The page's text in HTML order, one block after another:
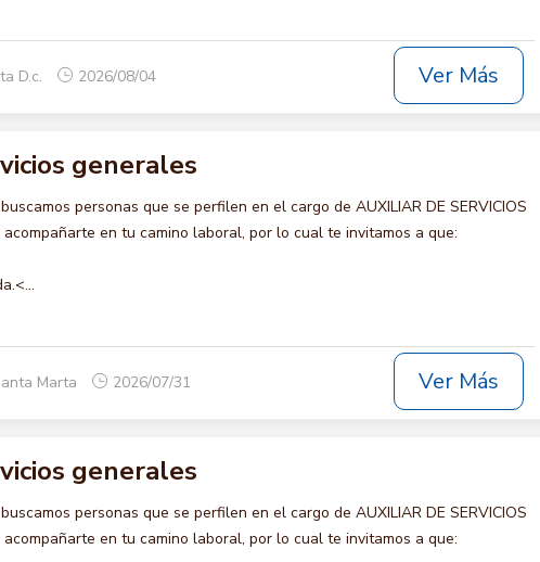
D.c. 2026/08/04 Ver Más
generales
personas que se perfilen en el cargo de AUXILIAR DE SERVICIOS
acompañarte en tu camino laboral, por lo cual te invitamos a que:
Marta 2026/07/31 Ver Más
generales
personas que se perfilen en el cargo de AUXILIAR DE SERVICIOS
acompañarte en tu camino laboral, por lo cual te invitamos a que: